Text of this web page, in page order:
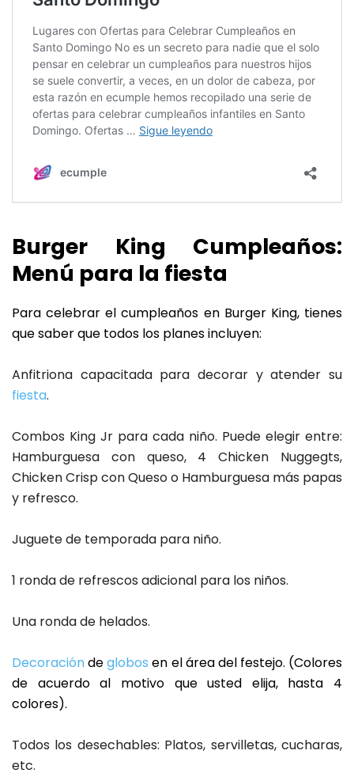
Burger King Cumpleaños:
Menú para la fiesta
Para celebrar el cumpleaños en Burger King, tienes
que saber que todos los planes incluyen:
Anfitriona capacitada para decorar y atender su
fiesta.
Combos King Jr para cada niño. Puede elegir entre:
Hamburguesa con queso, 4 Chicken Nuggegts,
Chicken Crisp con Queso o Hamburguesa más papas
y refresco.
Juguete de temporada para niño.
1 ronda de refrescos adicional para los niños.
Una ronda de helados.
Decoracióndeglobos en el área del festejo. (Colores
de acuerdo al motivo que usted elija, hasta 4
colores).
Todos los desechables: Platos, servilletas, cucharas,
etc.